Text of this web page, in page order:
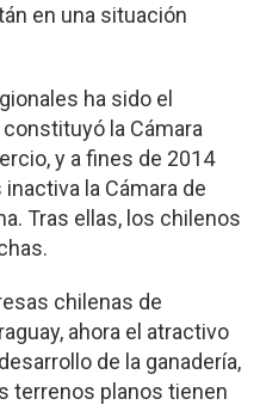
en una situación
ha sido el
la Cámara
y a fines de 2014
la Cámara de
Tras ellas, los chilenos
chilenas de
ahora el atractivo
de la ganadería,
terrenos planos tienen